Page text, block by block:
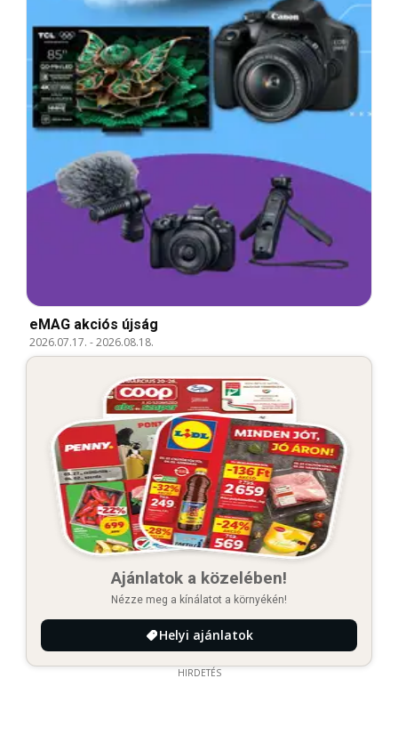
eMAG akciós újság
2026.07.17. -2026.08.18.
Ajánlatok a közelében!
Nézze meg a kínálatot a környékén!
Helyi ajánlatok
HIRDETÉS